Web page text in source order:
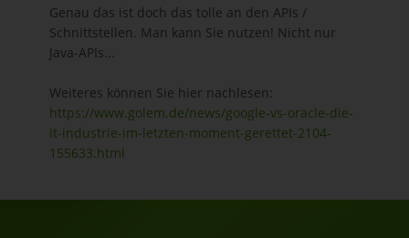
Genau das ist doch das tolle an den APIs /
Schnittstellen. Man kann Sie nutzen! Nicht nur
Java-APIs...
Weiteres können Sie hier nachlesen:
https://www.golem.de/news/google-vs-oracle-die-
it-industrie-im-letzten-moment-gerettet-2104-
155633.html